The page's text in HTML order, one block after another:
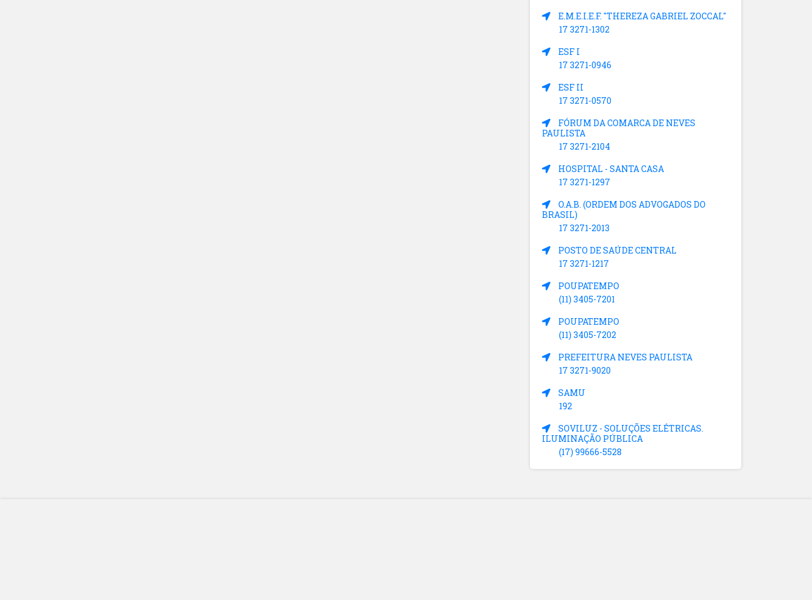
E.M.E.I.E.F. "THEREZA GABRIEL ZOCCAL"
17 3271-1302
ESF I
17 3271-0946
ESF II
17 3271-0570
FÓRUM DA COMARCA DE NEVES
PAULISTA
17 3271-2104
HOSPITAL - SANTA CASA
17 3271-1297
O.A.B. (ORDEM DOS ADVOGADOS DO
BRASIL)
17 3271-2013
POSTO DE SAÚDE CENTRAL
17 3271-1217
POUPATEMPO
(11) 3405-7201
POUPATEMPO
(11) 3405-7202
PREFEITURA NEVES PAULISTA
17 3271-9020
SAMU
192
SOVILUZ - SOLUÇÕES ELÉTRICAS.
ILUMINAÇÃO PÚBLICA
(17) 99666-5528